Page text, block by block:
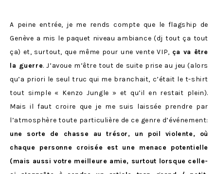
A peine entrée, je me rends compte que le flagship de
Genève a mis le paquet niveau ambiance (dj tout ça tout
ça) et, surtout, que même pour une vente VIP, ça va être
la guerre. J’avoue m’être tout de suite prise au jeu (alors
qu’a priori le seul truc qui me branchait, c’était le t-shirt
tout simple « Kenzo Jungle » et qu’il en restait plein).
Mais il faut croire que je me suis laissée prendre par
l’atmosphère toute particulière de ce genre d’événement:
une sorte de chasse au trésor, un poil violente, où
chaque personne croisée est une menace potentielle
(mais aussi votre meilleure amie, surtout lorsque celle-